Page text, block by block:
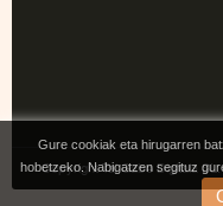
Gure cookiak eta hirugarren
hobetzeko. Nabigatzen segituz
Copyright Tai Gabe Digitala